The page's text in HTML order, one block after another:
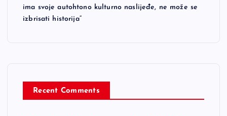
ima svoje autohtono kulturno naslijeđe, ne može se
izbrisati historija“
Recent Comments